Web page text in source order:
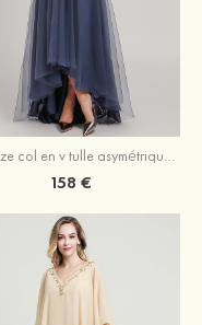
Trapèze col en v tulle asymétrique robe de mère de la mariée
158 €